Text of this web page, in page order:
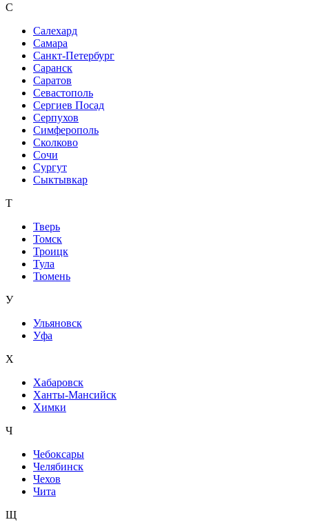
С
Салехард
Самара
Санкт-Петербург
Саранск
Саратов
Севастополь
Сергиев Посад
Серпухов
Симферополь
Сколково
Сочи
Сургут
Сыктывкар
Т
Тверь
Томск
Троицк
Тула
Тюмень
У
Ульяновск
Уфа
Х
Хабаровск
Ханты-Мансийск
Химки
Ч
Чебоксары
Челябинск
Чехов
Чита
Щ